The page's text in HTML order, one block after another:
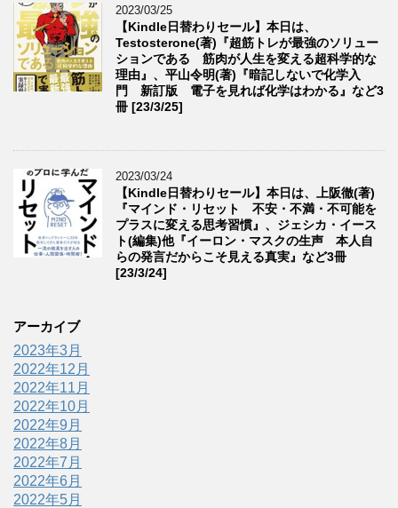
2023/03/25
【Kindle日替わりセール】本日は、
Testosterone(著)『超筋トレが最強のソリュー
ションである 筋肉が人生を変える超科学的な
理由』、平山令明(著)『暗記しないで化学入
門 新訂版 電子を見れば化学はわかる』など3
冊 [23/3/25]
2023/03/24
【Kindle日替わりセール】本日は、上阪徹(著)
『マインド・リセット 不安・不満・不可能を
プラスに変える思考習慣』、ジェシカ・イース
ト(編集)他『イーロン・マスクの生声 本人自
らの発言だからこそ見える真実』など3冊
[23/3/24]
アーカイブ
2023年3月
2022年12月
2022年11月
2022年10月
2022年9月
2022年8月
2022年7月
2022年6月
2022年5月